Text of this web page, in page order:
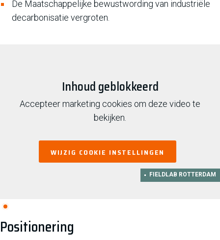
De Maatschappelijke bewustwording van industriële
decarbonisatie vergroten.
Inhoud geblokkeerd
Accepteer marketing cookies om deze video te
bekijken.
WIJZIG COOKIE INSTELLINGEN
FIELDLAB ROTTERDAM
Positionering